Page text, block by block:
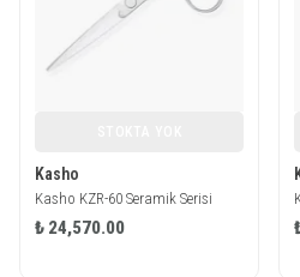
Kasho
Kasho KZR-60 Seramik Serisi
₺ 24,570.00